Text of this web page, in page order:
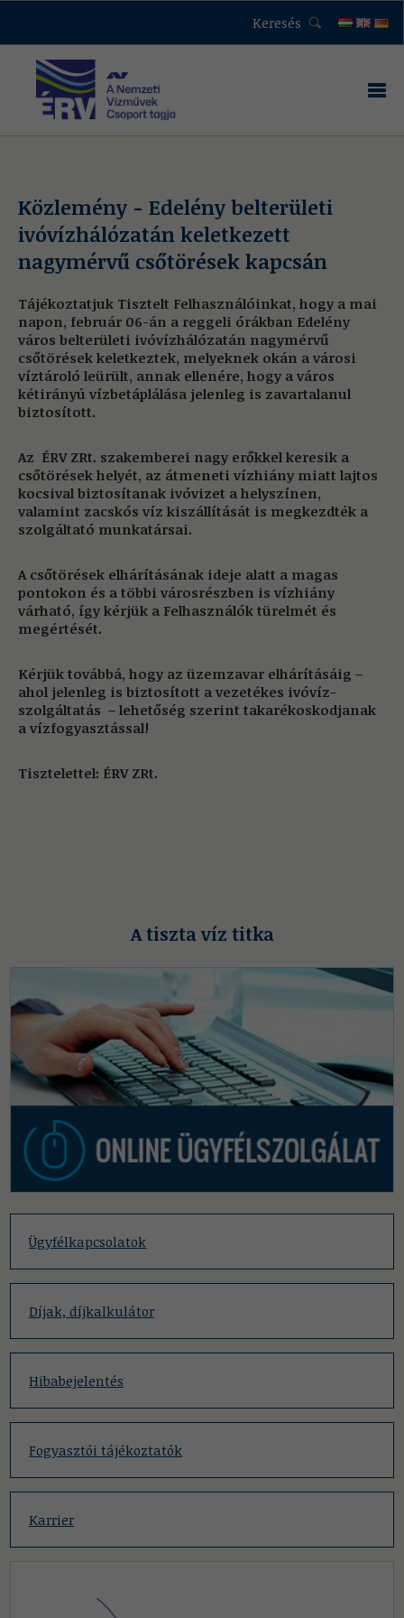
Keresés
Közlemény - Edelény belterületi
ivóvízhálózatán keletkezett
nagymérvű csőtörések kapcsán
Tájékoztatjuk Tisztelt Felhasználóinkat, hogy a mai
napon, február 06-án a reggeli órákban Edelény
város belterületi ivóvízhálózatán nagymérvű
csőtörések keletkeztek, melyeknek okán a városi
víztároló leürült, annak ellenére, hogy a város
kétirányú vízbetáplálása jelenleg is zavartalanul
biztosított.
Az ÉRV ZRt. szakemberei nagy erőkkel keresik a
csőtörések helyét, az átmeneti vízhiány miatt lajtos
kocsival biztosítanak ivóvizet a helyszínen,
valamint zacskós víz kiszállítását is megkezdték a
szolgáltató munkatársai.
A csőtörések elhárításának ideje alatt a magas
pontokon és a többi városrészben is vízhiány
várható, így kérjük a Felhasználók türelmét és
megértését.
Kérjük továbbá, hogy az üzemzavar elhárításáig –
ahol jelenleg is biztosított a vezetékes ivóvíz-
szolgáltatás – lehetőség szerint takarékoskodjanak
a vízfogyasztással!
Tisztelettel: ÉRV ZRt.
A tiszta víz titka
Ügyfélkapcsolatok
Díjak, díjkalkulátor
Hibabejelentés
Fogyasztói tájékoztatók
Karrier